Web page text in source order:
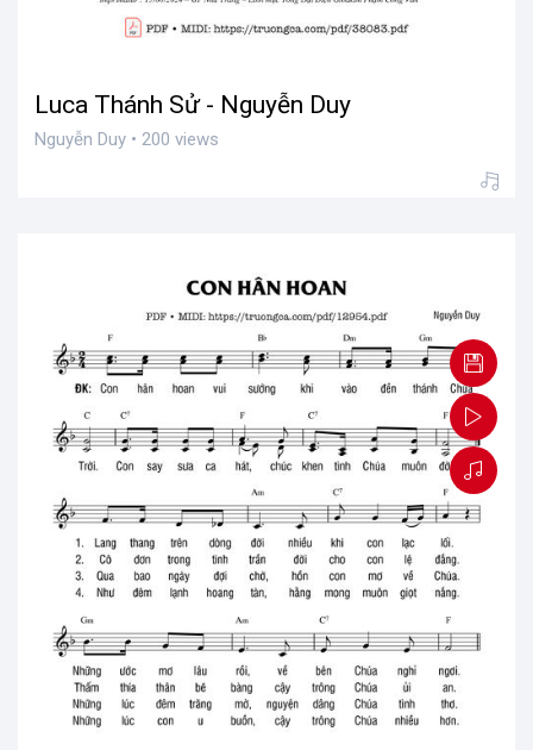
Luca Thánh Sử - Nguyễn Duy
Nguyễn Duy • 200 views